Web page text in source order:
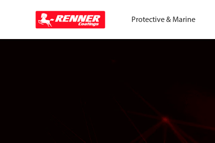
Protective & Marine